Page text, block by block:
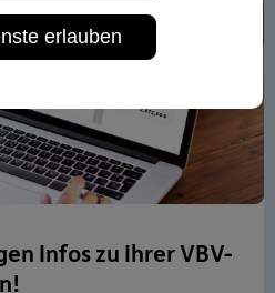
Infos zu Ihrer VBV-
erlauben